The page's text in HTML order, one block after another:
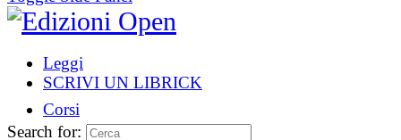
Leggi
SCRIVI UN LIBRICK
Corsi
Search for: